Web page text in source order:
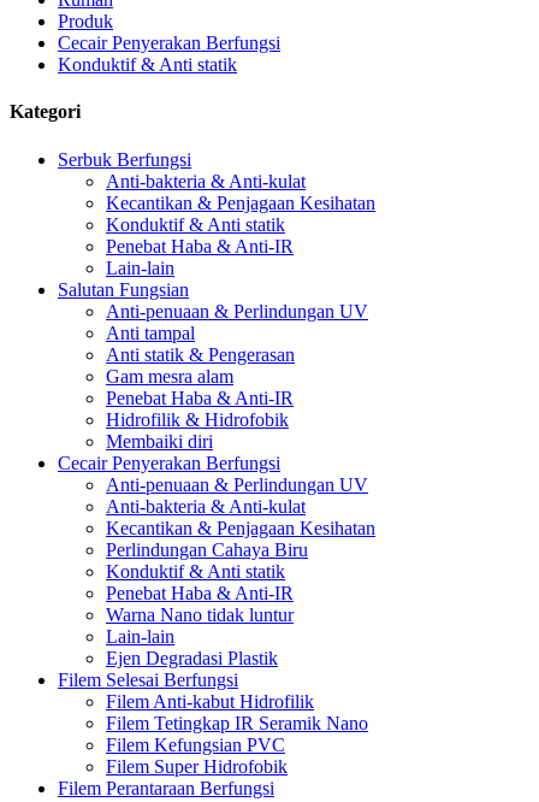
Produk
Cecair Penyerakan Berfungsi
Konduktif & Anti statik
Kategori
Serbuk Berfungsi
Anti-bakteria & Anti-kulat
Kecantikan & Penjagaan Kesihatan
Konduktif & Anti statik
Penebat Haba & Anti-IR
Lain-lain
Salutan Fungsian
Anti-penuaan & Perlindungan UV
Anti tampal
Anti statik & Pengerasan
Gam mesra alam
Penebat Haba & Anti-IR
Hidrofilik & Hidrofobik
Membaiki diri
Cecair Penyerakan Berfungsi
Anti-penuaan & Perlindungan UV
Anti-bakteria & Anti-kulat
Kecantikan & Penjagaan Kesihatan
Perlindungan Cahaya Biru
Konduktif & Anti statik
Penebat Haba & Anti-IR
Warna Nano tidak luntur
Lain-lain
Ejen Degradasi Plastik
Filem Selesai Berfungsi
Filem Anti-kabut Hidrofilik
Filem Tetingkap IR Seramik Nano
Filem Kefungsian PVC
Filem Super Hidrofobik
Filem Perantaraan Berfungsi